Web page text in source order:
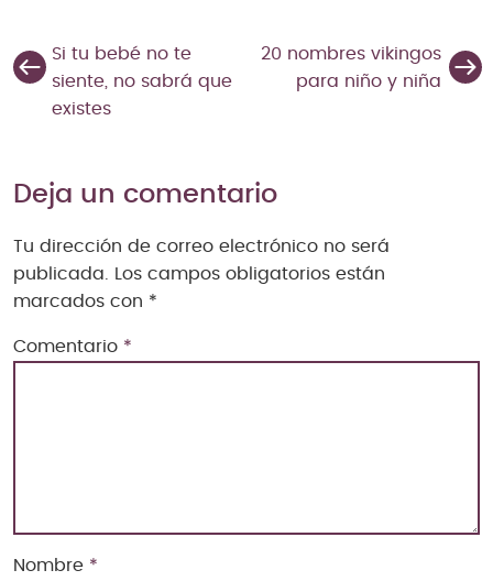
Si tu bebé no te
siente, no sabrá que
existes
20 nombres vikingos
para niño y niña
Deja un comentario
Tu dirección de correo electrónico no será
publicada. Los campos obligatorios están
marcados con *
Comentario *
Nombre *